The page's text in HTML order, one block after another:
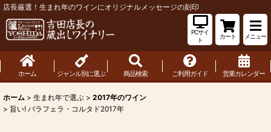
店長厳選！生まれ年のワインにオリジナルメッセージの刻印
PCサイ
ト
カート メニュー
ホーム ジャンル別に選ぶ 商品検索 ご利用ガイド 営業カレンダー
ホーム > 生まれ年で選ぶ > 2017年のワイン
> 旨い! バラフェラ・コルタド2017年